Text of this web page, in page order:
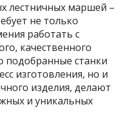
лестничных маршей –
не только
работать с
качественного
подобранные станки
изготовления, но и
изделия, делают
и уникальных